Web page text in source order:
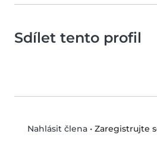
Sdílet tento profil
Nahlásit člena• Zaregistrujte